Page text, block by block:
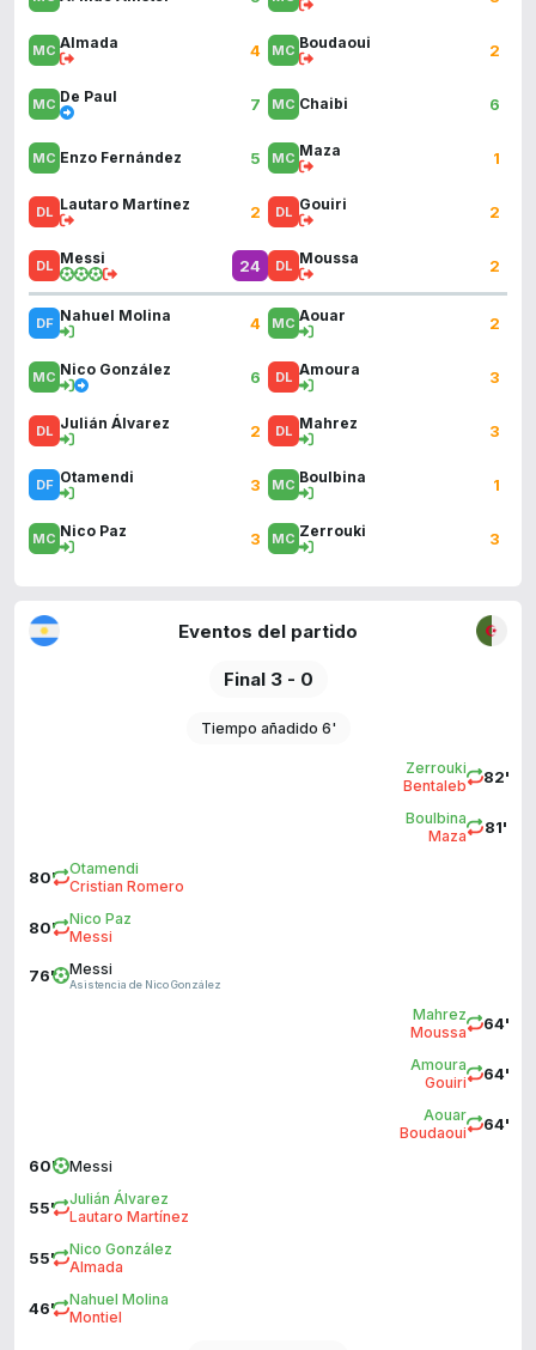
Almada 4
De Paul 7
Enzo Fernández 5
Lautaro Martínez 2
Messi 24
Nahuel Molina 4
Nico González 6
Julián Álvarez 2
Otamendi 3
Nico Paz 3
Boudaoui 2
Chaibi 6
Maza 1
Gouiri 2
Moussa 2
Aouar 2
Amoura 3
Mahrez 3
Boulbina 1
Zerrouki 3
Eventos del partido
Final 3 - 0
Tiempo añadido 6'
82'
Zerrouki
Bentaleb
81'
Boulbina
Maza
80'
Otamendi
Cristian Romero
80'
Nico Paz
Messi
76' Messi
Asistencia de Nico González
64'
Mahrez
Moussa
64'
Amoura
Gouiri
64'
Aouar
Boudaoui
60' Messi
55'
Julián Álvarez
Lautaro Martínez
55'
Nico González
Almada
46'
Nahuel Molina
Montiel